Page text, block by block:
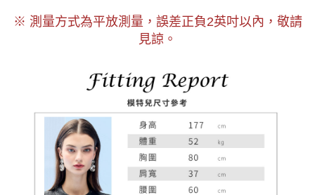
※ 測量方式為平放測量，誤差正負2英吋以內，敬請
見諒。